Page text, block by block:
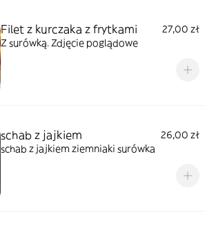
Filet z kurczaka z frytkami
27,00 zł
Z surówką. Zdjęcie poglądowe
schab z jajkiem
26,00 zł
schab z jajkiem ziemniaki surówka